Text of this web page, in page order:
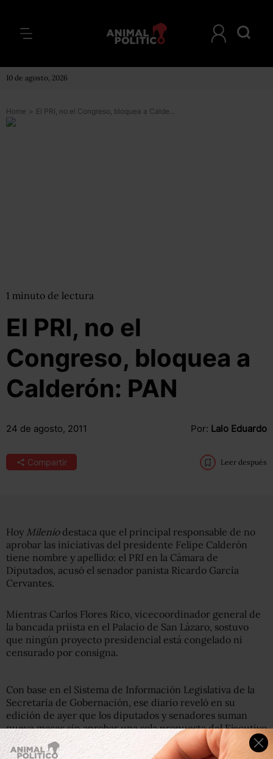
10 de agosto, 2026
Home > El PRI, no el Congreso, bloquea a Calderón: PAN
1 minuto de lectura
El PRI, no el
Congreso, bloquea a
Calderón: PAN
24 de agosto, 2011 Por: Lalo Eduardo
Compartir Leer después
Hoy Mileniodestaca que el principal responsable de no
aprobar las iniciativas del presidente Felipe Calderón
tiene nombre y apellido: el PRI en la Cámara de
Diputados, acusó el senador panista Ricardo García
Cervantes.
Mientras Carlos Flores Rico, vicecoordinador general de
la bancada priista en el Palacio de San Lázaro, sostuvo
que ningún proyecto presidencial está congelado ni
censurado por consigna.
Con base en el Sistema de Información Legislativa de la
Secretaría de Gobernación, ese diario reveló en su
edición de ayer que los diputados y senadores suman
nueve meses sin aprobar una sola propuesta del Ejecutivo
federal.